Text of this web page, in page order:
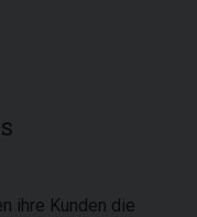
ihre Kunden die